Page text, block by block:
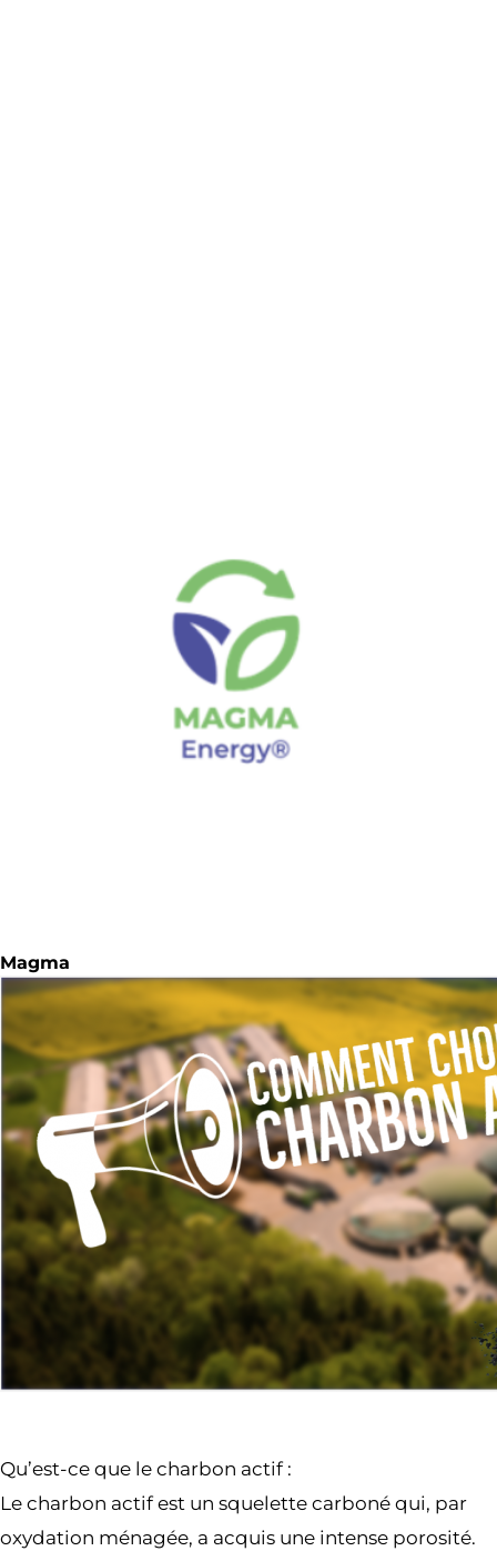
Magma
Qu’est-ce que le charbon actif :
Le charbon actif est un squelette carboné qui, par
oxydation ménagée, a acquis une intense porosité.